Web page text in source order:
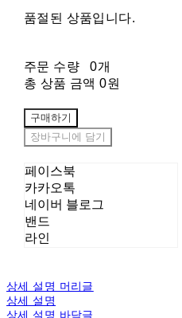
품절된 상품입니다.
주문 수량
0개
총 상품 금액 0원
구매하기
장바구니에 담기
페이스북
카카오톡
네이버 블로그
밴드
라인
상세 설명 머리글
상세 설명
상세 설명 바닥글